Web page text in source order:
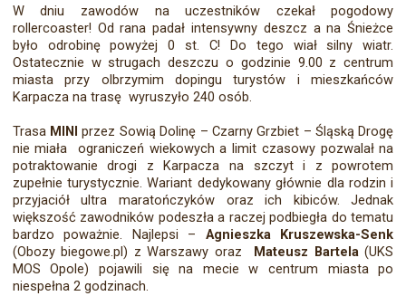
W dniu zawodów na uczestników czekał pogodowy
rollercoaster! Od rana padał intensywny deszcz a na Śnieżce
było odrobinę powyżej 0 st. C! Do tego wiał silny wiatr.
Ostatecznie w strugach deszczu o godzinie 9.00 z centrum
miasta przy olbrzymim dopingu turystów i mieszkańców
Karpacza na trasę wyruszyło 240 osób.
Trasa MINI
przez Sowią Dolinę – Czarny Grzbiet – Śląską Drogę
nie miała ograniczeń wiekowych a limit czasowy pozwalał na
potraktowanie drogi z Karpacza na szczyt i z powrotem
zupełnie turystycznie. Wariant dedykowany głównie dla rodzin i
przyjaciół ultra maratończyków oraz ich kibiców. Jednak
większość zawodników podeszła a raczej podbiegła do tematu
bardzo poważnie. Najlepsi – Agnieszka Kruszewska-Senk
(Obozy biegowe.pl) z Warszawy oraz Mateusz Bartela(UKS
MOS Opole) pojawili się na mecie w centrum miasta po
niespełna 2 godzinach.